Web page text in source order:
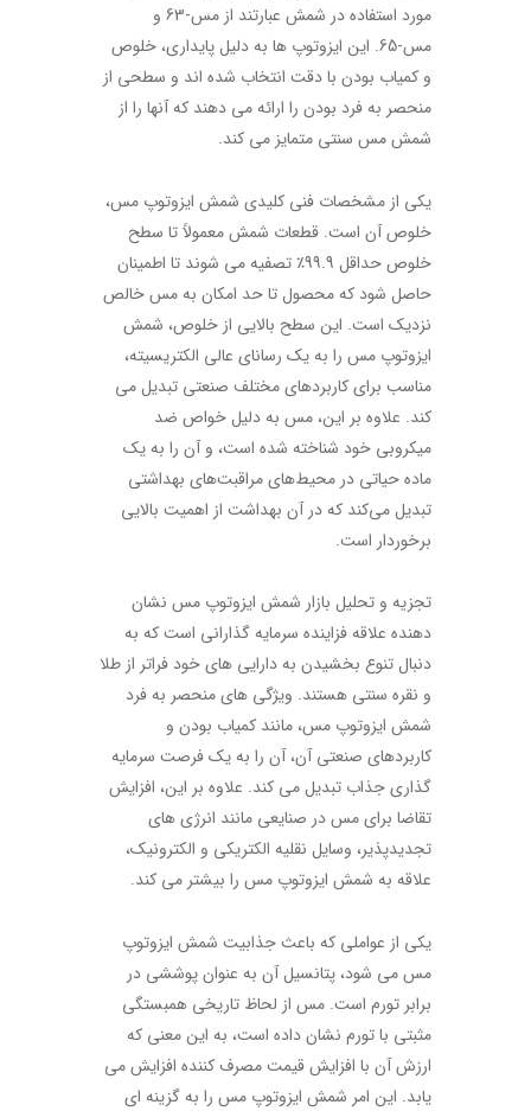
مورد استفاده در شمش عبارتند از مس-63 و
مس-65. این ایزوتوپ ها به دلیل پایداری، خلوص
و کمیاب بودن با دقت انتخاب شده اند و سطحی از
منحصر به فرد بودن را ارائه می دهند که آنها را از
شمش مس سنتی متمایز می کند.
یکی از مشخصات فنی کلیدی شمش ایزوتوپ مس،
خلوص آن است. قطعات شمش معمولاً تا سطح
خلوص حداقل 99.9٪ تصفیه می شوند تا اطمینان
حاصل شود که محصول تا حد امکان به مس خالص
نزدیک است. این سطح بالایی از خلوص، شمش
ایزوتوپ مس را به یک رسانای عالی الکتریسیته،
مناسب برای کاربردهای مختلف صنعتی تبدیل می
کند. علاوه بر این، مس به دلیل خواص ضد
میکروبی خود شناخته شده است، و آن را به یک
ماده حیاتی در محیط‌های مراقبت‌های بهداشتی
تبدیل می‌کند که در آن بهداشت از اهمیت بالایی
برخوردار است.
تجزیه و تحلیل بازار شمش ایزوتوپ مس نشان
دهنده علاقه فزاینده سرمایه گذارانی است که به
دنبال تنوع بخشیدن به دارایی های خود فراتر از طلا
و نقره سنتی هستند. ویژگی های منحصر به فرد
شمش ایزوتوپ مس، مانند کمیاب بودن و
کاربردهای صنعتی آن، آن را به یک فرصت سرمایه
گذاری جذاب تبدیل می کند. علاوه بر این، افزایش
تقاضا برای مس در صنایعی مانند انرژی های
تجدیدپذیر، وسایل نقلیه الکتریکی و الکترونیک،
علاقه به شمش ایزوتوپ مس را بیشتر می کند.
یکی از عواملی که باعث جذابیت شمش ایزوتوپ
مس می شود، پتانسیل آن به عنوان پوششی در
برابر تورم است. مس از لحاظ تاریخی همبستگی
مثبتی با تورم نشان داده است، به این معنی که
ارزش آن با افزایش قیمت مصرف کننده افزایش می
یابد. این امر شمش ایزوتوپ مس را به گزینه ای